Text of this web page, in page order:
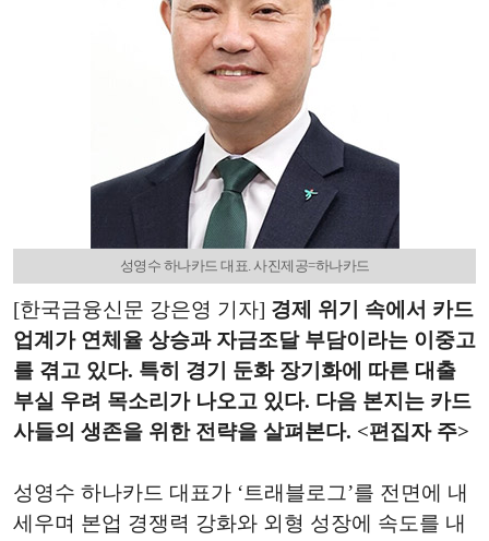
성영수 하나카드 대표. 사진제공=하나카드
[한국금융신문 강은영 기자] 경제 위기 속에서 카드
업계가 연체율 상승과 자금조달 부담이라는 이중고
를 겪고 있다. 특히 경기 둔화 장기화에 따른 대출
부실 우려 목소리가 나오고 있다. 다음 본지는 카드
사들의 생존을 위한 전략을 살펴본다. <편집자 주>
성영수 하나카드 대표가 ‘트래블로그’를 전면에 내
세우며 본업 경쟁력 강화와 외형 성장에 속도를 내